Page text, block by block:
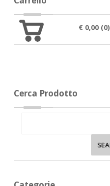
€ 0,00 (0)
Cerca Prodotto